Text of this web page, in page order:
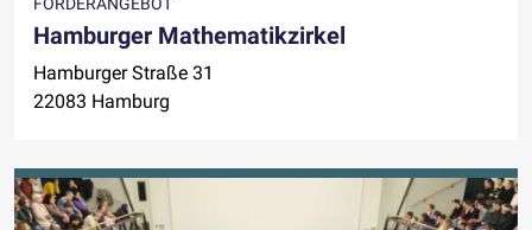
FÖRDERANGEBOT
Hamburger Mathematikzirkel
Hamburger Straße 31
22083 Hamburg